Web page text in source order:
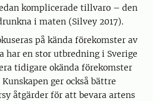
komplicerade tillvaro – den
i maten (Silvey 2017).
på kända förekomster av
har en stor utbredning i Sverige
tidigare okända förekomster
ger också bättre
åtgärder för att bevara artens